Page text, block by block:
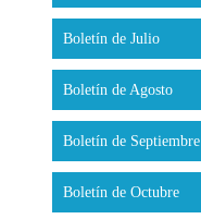
Boletín de Julio
Boletín de Agosto
Boletín de Septiembre
Boletín de Octubre